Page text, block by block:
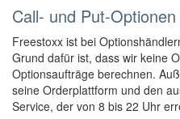
Call- und Put-
Freestoxx ist bei
Grund dafür ist, dass wir keine
Optionsaufträge berechnen.
seine Orderplattform und den
Service, der von 8 bis 22 Uhr